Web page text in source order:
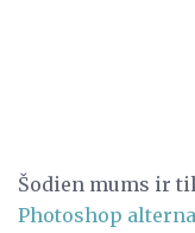
Šodien mums ir
Photoshop